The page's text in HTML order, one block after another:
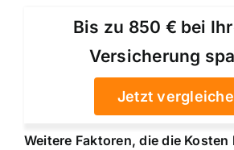
Bis zu 850 € bei
Versicherung
Jetzt
Weitere Faktoren, die die